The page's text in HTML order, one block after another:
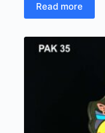
Read more